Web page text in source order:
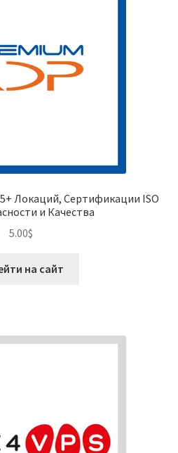
Локаций, Сертификации ISO
и Качества
5.00$
на сайт